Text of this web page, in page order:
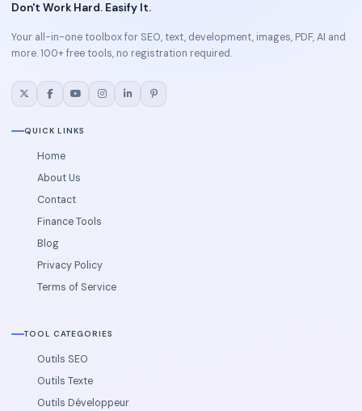
Don't Work Hard. Easify It.
Your all-in-one toolbox for SEO, text, development, images, PDF, AI and
more. 100+ free tools, no registration required.
QUICK LINKS
Home
About Us
Contact
Finance Tools
Blog
Privacy Policy
Terms of Service
TOOL CATEGORIES
Outils SEO
Outils Texte
Outils Développeur